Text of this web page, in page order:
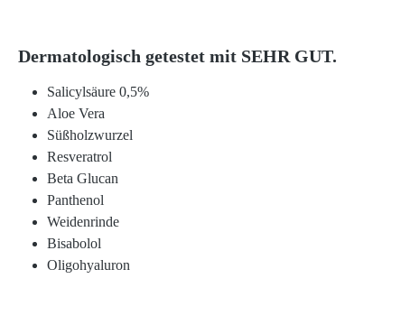
Dermatologisch getestet mit SEHR GUT.
Salicylsäure 0,5%
Aloe Vera
Süßholzwurzel
Resveratrol
Beta Glucan
Panthenol
Weidenrinde
Bisabolol
Oligohyaluron